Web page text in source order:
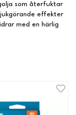
som återfuktar
effekter
med en härlig